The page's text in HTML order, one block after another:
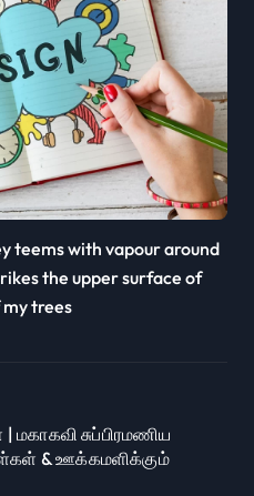
teems with vapour around
the upper surface of
trees
சுப்பிரமணிய
& ஊக்கமளிக்கும்